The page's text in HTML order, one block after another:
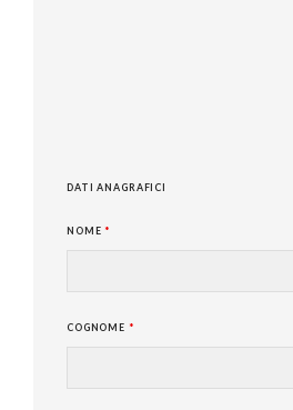
DATI ANAGRAFICI
NOME *
COGNOME *